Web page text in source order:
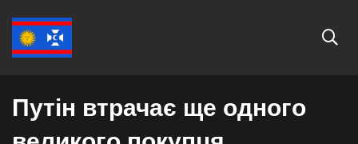
СВІТ
Путін втрачає ще одного